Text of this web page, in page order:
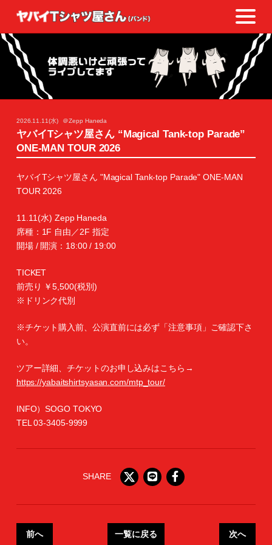
2026.11.11(水) ＠Zepp Haneda
ヤバイTシャツ屋さん “Magical Tank-top Parade”
ONE-MAN TOUR 2026
ヤバイTシャツ屋さん "Magical Tank-top Parade" ONE-MAN
TOUR 2026
11.11(水) Zepp Haneda
席種：1F 自由／2F 指定
開場 / 開演：18:00 / 19:00
TICKET
前売り ￥5,500(税別)
※ドリンク代別
※チケット購入前、公演直前には必ず「注意事項」ご確認下さ
い。
ツアー詳細、チケットのお申し込みはこちら→
https://yabaitshirtsyasan.com/mtp_tour/
INFO）SOGO TOKYO
TEL 03-3405-9999
SHARE
前へ 一覧に戻る 次へ